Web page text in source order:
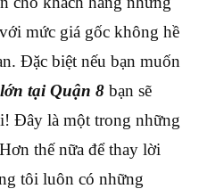
mức giá gốc không hề
Đặc biệt nếu bạn muốn
tại Quận 8 bạn sẽ
Đây là một trong những
thế nữa để thay lời
tôi luôn có những